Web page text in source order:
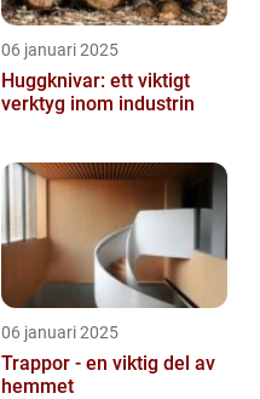
06 januari 2025
Huggknivar: ett viktigt
verktyg inom industrin
06 januari 2025
Trappor - en viktig del av
hemmet